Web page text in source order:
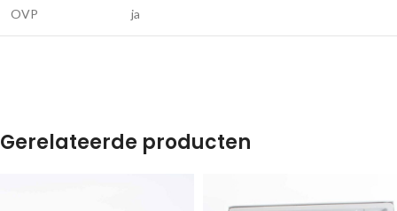
OVP ja
Gerelateerde producten